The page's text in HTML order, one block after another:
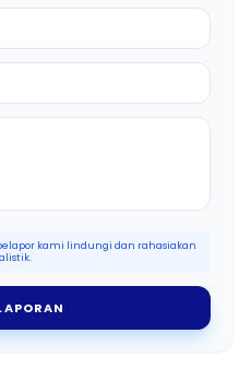
kami lindungi dan rahasiakan